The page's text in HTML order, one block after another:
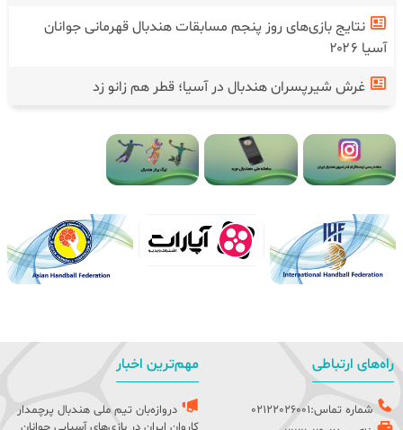
نتایج بازی‌های روز پنجم مسابقات هندبال قهرمانی جوانان
آسیا ۲۰۲۶
غرش شیرپسران هندبال در آسیا؛ قطر هم زانو زد
راه‌های ارتباطی
شماره تماس:02122026001
مهم‌ترین اخبار
دروازه‌بان تیم ملی هندبال پرچمدار